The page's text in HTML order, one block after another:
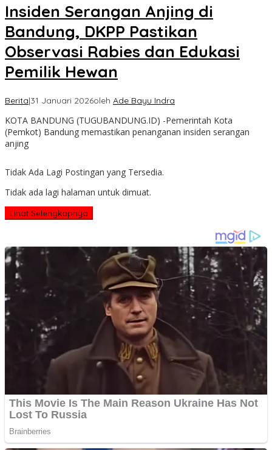
Insiden Serangan Anjing di
Bandung, DKPP Pastikan
Observasi Rabies dan Edukasi
Pemilik Hewan
Berita|31 Januari 2026oleh Ade Bayu Indra
KOTA BANDUNG (TUGUBANDUNG.ID) -Pemerintah Kota
(Pemkot) Bandung memastikan penanganan insiden serangan
anjing
Tidak Ada Lagi Postingan yang Tersedia.
Tidak ada lagi halaman untuk dimuat.
Lihat Selengkapnya